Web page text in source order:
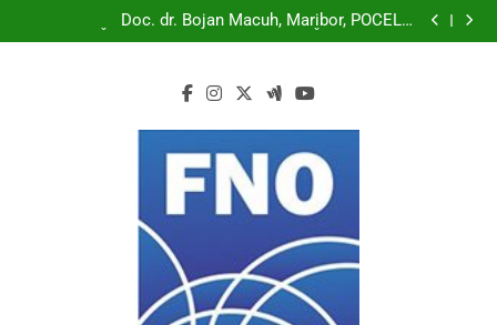
SLOVENAČKOM PARLAMENTU
Doc. dr. Bojan Macuh, Maribor, POČELO
OBILJEŽAVANJE 30 GODINA USPJEŠNOG RADA I
Prof.dr Vaso Bojanić, MOGU LI KOMPJUTERI POSTATI
Doc. dr. Bojan Macuh, Maribor, POLITIČKA KRIZA U
SLOVENAČKOM PARLAMENTU
Doc. dr. Bojan Macuh, Maribor, POČELO
RAZVOJA DEFENDOLOGIJE – POGLED IZ SLOVENIJE
AUTORITARNO LUDILO